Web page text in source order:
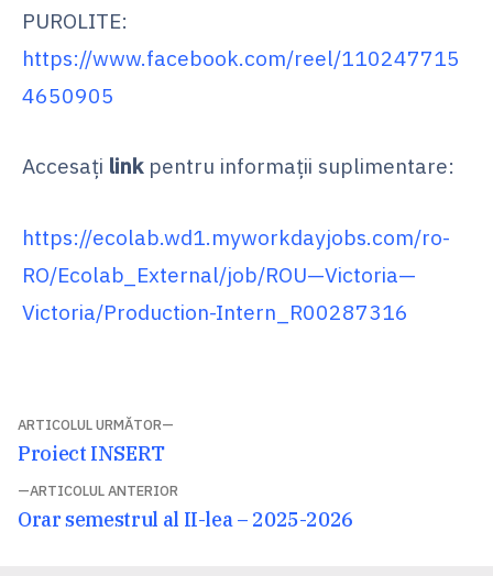
PUROLITE:
https://www.facebook.com/reel/110247715
4650905
Accesați linkpentru informații suplimentare:
https://ecolab.wd1.myworkdayjobs.com/ro-
RO/Ecolab_External/job/ROU—Victoria—
Victoria/Production-Intern_R00287316
Navigare
în
articole
ARTICOLUL ANTERIOR
Articolul
Orar semestrul al II-lea – 2025-2026
ARTICOLUL URMĂTOR
Articolul
Proiect INSERT